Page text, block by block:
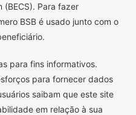
(BECS). Para fazer
BSB é usado junto com o
para fins informativos.
para fornecer dados
saibam que este site
em relação à sua